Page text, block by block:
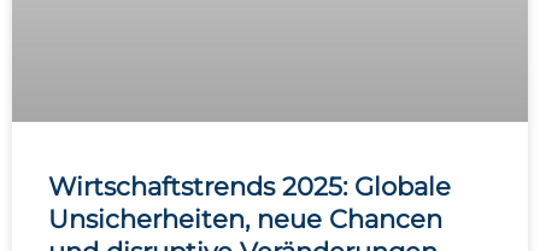
Wirtschaftstrends 2025: Globale
Unsicherheiten, neue Chancen